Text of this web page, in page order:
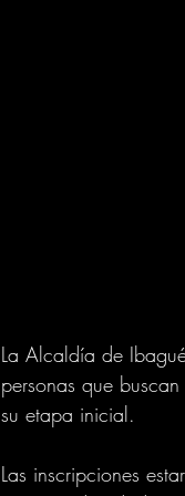
La Alcaldía de
personas que
su etapa inicial.
Las inscripciones